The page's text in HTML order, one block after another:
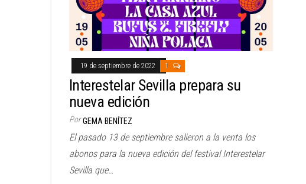
19 de septiembre de 2022 1
Interestelar Sevilla prepara su
nueva edición
Por GEMA BENÍTEZ
El pasado 13 de septiembre salieron a la venta los
abonos para la nueva edición del festival Interestelar
Sevilla que…